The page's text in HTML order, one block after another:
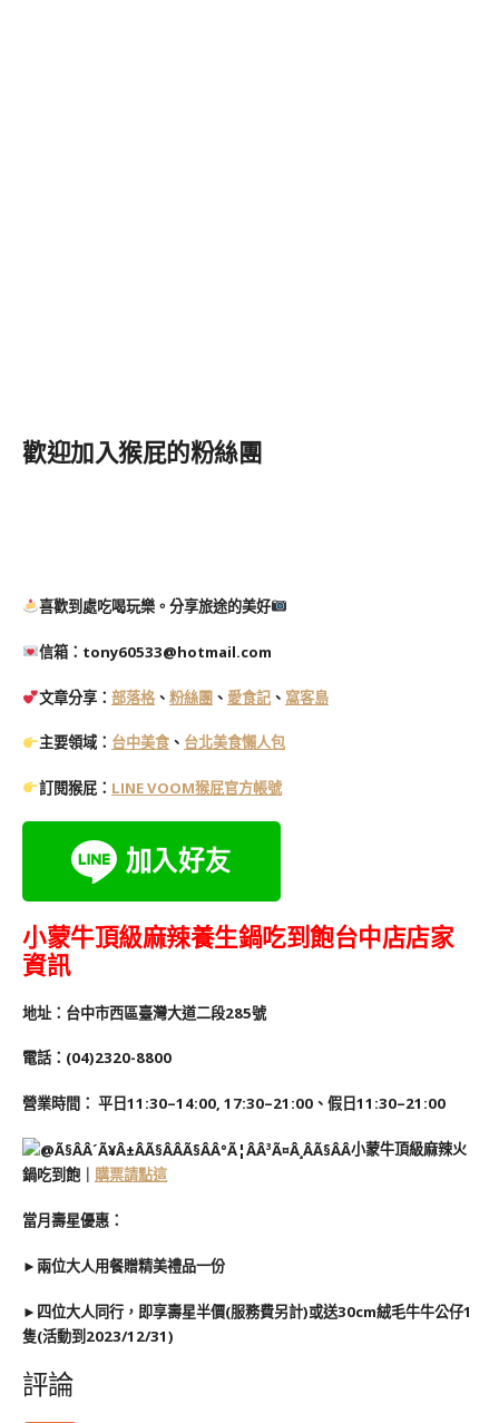
歡迎加入猴屁的粉絲團
喜歡到處吃喝玩樂。分享旅途的美好
信箱：tony60533@hotmail.com
文章分享： 部落格、 粉絲團、 愛食記、 窩客島
主要領域： 台中美食、 台北美食懶人包
訂閱猴屁： LINE VOOM猴屁官方帳號
小蒙牛頂級麻辣養生鍋吃到飽台中店店家
資訊
地址：台中市西區臺灣大道二段285號
電話：(04)2320-8800
營業時間： 平日11:30–14:00, 17:30–21:00、假日11:30–21:00
小蒙牛頂級麻辣火
鍋吃到飽｜ 購票請點這
當月壽星優惠：
►兩位大人用餐贈精美禮品一份
►四位大人同行，即享壽星半價(服務費另計)或送30cm絨毛牛牛公仔1
隻(活動到2023/12/31)
評論